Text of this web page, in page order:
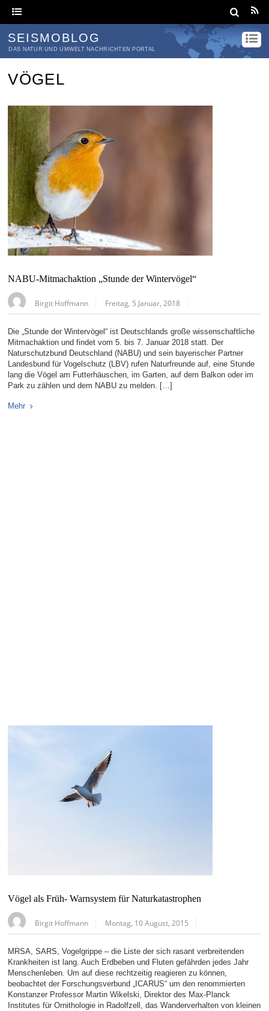
SEISMOBLOG
DAS NATUR UND UMWELT NACHRICHTEN PORTAL
VÖGEL
NABU-Mitmachaktion „Stunde der Wintervögel“
Birgit Hoffmann Freitag, 5 Januar, 2018
Die „Stunde der Wintervögel“ ist Deutschlands große wissenschaftliche
Mitmachaktion und findet vom 5. bis 7. Januar 2018 statt. Der
Naturschutzbund Deutschland (NABU) und sein bayerischer Partner
Landesbund für Vogelschutz (LBV) rufen Naturfreunde auf, eine Stunde
lang die Vögel am Futterhäuschen, im Garten, auf dem Balkon oder im
Park zu zählen und dem NABU zu melden. […]
Mehr
Vögel als Früh- Warnsystem für Naturkatastrophen
Birgit Hoffmann Montag, 10 August, 2015
MRSA, SARS, Vogelgrippe – die Liste der sich rasant verbreitenden
Krankheiten ist lang. Auch Erdbeben und Fluten gefährden jedes Jahr
Menschenleben. Um auf diese rechtzeitig reagieren zu können,
beobachtet der Forschungsverbund „ICARUS“ um den renommierten
Konstanzer Professor Martin Wikelski, Direktor des Max-Planck
Institutes für Ornithologie in Radolfzell, das Wanderverhalten von kleinen